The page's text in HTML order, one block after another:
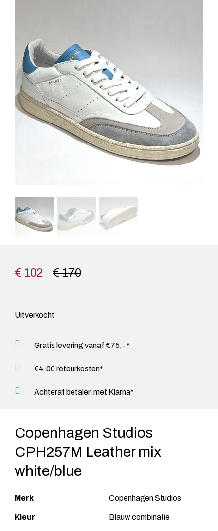
€ 170
€ 102
Uitverkocht
Gratis levering vanaf €75,- *
€4,00 retourkosten*
Achteraf betalen met Klarna*
Copenhagen Studios
CPH257M Leather mix
white/blue
Merk Copenhagen Studios
Kleur Blauw combinatie